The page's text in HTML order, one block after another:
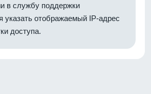
в службу поддержки
указать отображаемый IP-адрес
доступа.